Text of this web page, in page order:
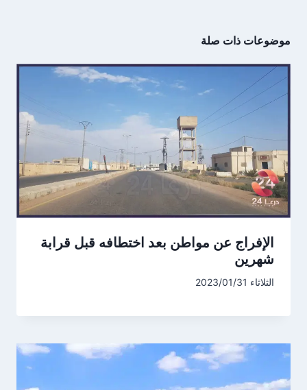
موضوعات ذات صلة
الإفراج عن مواطن بعد اختطافه قبل قرابة
شهرين
الثلاثاء 2023/01/31